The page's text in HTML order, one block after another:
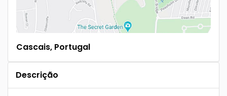
Cascais, Portugal
Descrição